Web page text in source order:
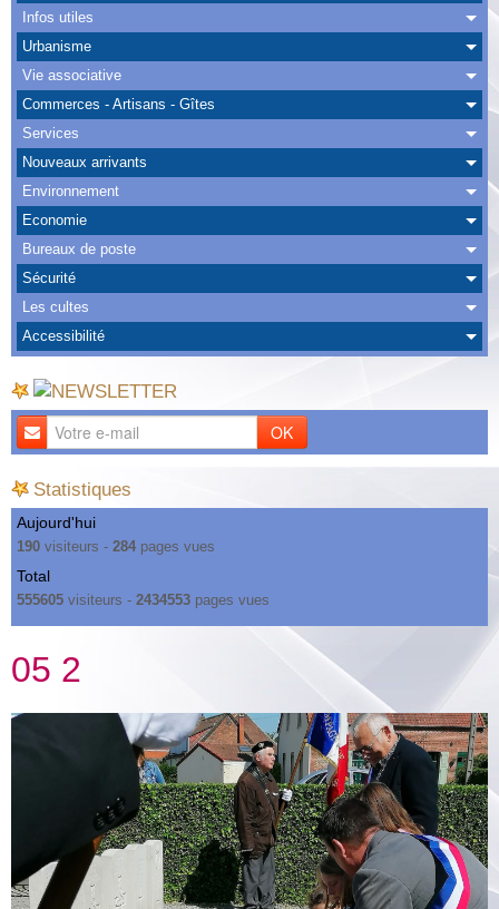
Transports
Agenda
Albums
Nous Contacter
Infos utiles
Urbanisme
Vie associative
Commerces - Artisans - Gîtes
Services
Nouveaux arrivants
Environnement
Economie
Bureaux de poste
Sécurité
Les cultes
Accessibilité
OK
Statistiques
Aujourd'hui
190 visiteurs - 284 pages vues
Total
555605 visiteurs - 2434553 pages vues
05 2